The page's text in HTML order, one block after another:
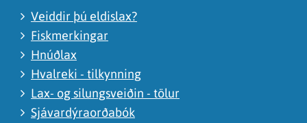
Veiddir þú eldislax?
Fiskmerkingar
Hnúðlax
Hvalreki - tilkynning
Lax- og silungsveiðin - tölur
Sjávardýraorðabók